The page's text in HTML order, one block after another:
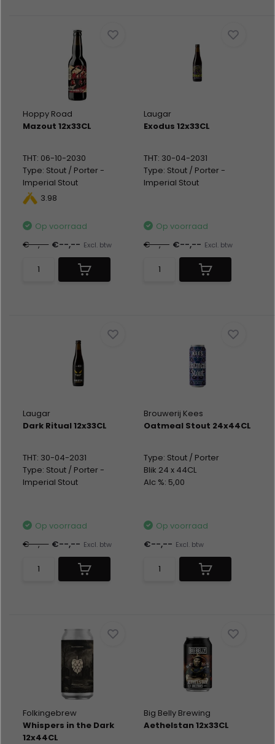
Hoppy Road
Mazout 12x33CL
THT: 06-10-2030
Type: Stout / Porter -
Imperial Stout
Fles 12 x 33CL
Alc %: 12,00
3.98
Op voorraad
€--,-- €--,-- Excl. btw
Laugar
Exodus 12x33CL
THT: 30-04-2031
Type: Stout / Porter -
Imperial Stout
Op voorraad
€--,-- €--,-- Excl. btw
Laugar
Dark Ritual 12x33CL
THT: 30-04-2031
Type: Stout / Porter -
Imperial Stout
Op voorraad
€--,-- €--,-- Excl. btw
Brouwerij Kees
Oatmeal Stout 24x44CL
Type: Stout / Porter
Blik 24 x 44CL
Alc %: 5,00
Op voorraad
€--,-- Excl. btw
Folkingebrew
Whispers in the Dark
12x44CL
Big Belly Brewing
Aethelstan 12x33CL